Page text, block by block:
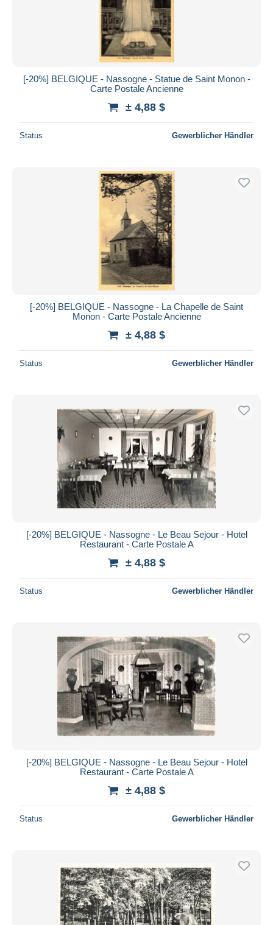
[-20%] BELGIQUE - Nassogne - Statue de Saint Monon -
Carte Postale Ancienne
± 4,88 $
Status Gewerblicher Händler
[-20%] BELGIQUE - Nassogne - La Chapelle de Saint
Monon - Carte Postale Ancienne
± 4,88 $
Status Gewerblicher Händler
[-20%] BELGIQUE - Nassogne - Le Beau Sejour - Hotel
Restaurant - Carte Postale A
± 4,88 $
Status Gewerblicher Händler
[-20%] BELGIQUE - Nassogne - Le Beau Sejour - Hotel
Restaurant - Carte Postale A
± 4,88 $
Status Gewerblicher Händler